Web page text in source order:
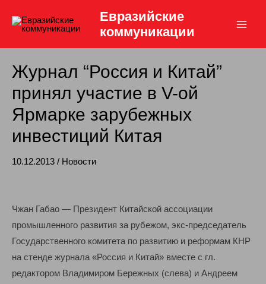
Евразийские
коммуникации
Журнал “Россия и Китай”
принял участие в V-ой
Ярмарке зарубежных
инвестиций Китая
10.12.2013 / Новости
Чжан Габао — Президент Китайской ассоциации
промышленного развития за рубежом, экс-председатель
Государственного комитета по развитию и реформам КНР
на стенде журнала «Россия и Китай» вместе с гл.
редактором Владимиром Бережных (слева) и Андреем